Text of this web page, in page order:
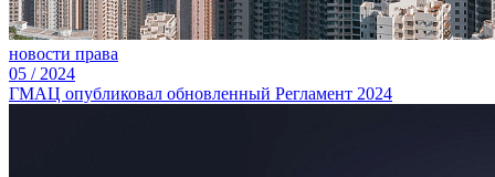
новости права
05 / 2024
ГМАЦ опубликовал обновленный Регламент 2024